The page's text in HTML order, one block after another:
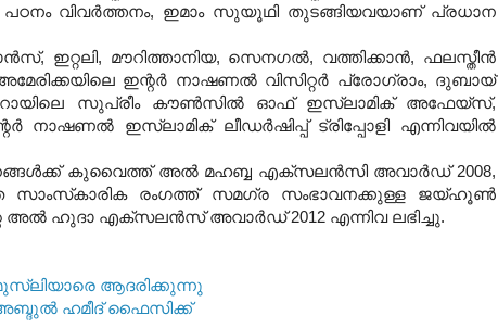
വിവര്‍ത്തനം, ഇമാം സുയൂഥി തുടങ്ങിയവയാണ് പ്രധാന
, ഇറ്റലി, മൗറിത്താനിയ, സെനഗല്‍, വത്തിക്കാന്‍, ഫലസ്തീന്‍
ഇന്റര്‍ നാഷണല്‍ വിസിറ്റര്‍ പ്രോഗ്രാം, ദുബായ്
സുപ്രീം കൗണ്‍സില്‍ ഓഫ് ഇസ്‌ലാമിക് അഫേയ്‌സ്,
ഇസ്‌ലാമിക് ലീഡര്‍ഷിപ്പ് ട്രിപ്പോളി എന്നിവയില്‍
കുവൈത്ത് അല്‍ മഹബ്ബ എക്‌സലന്‍സി അവാര്‍ഡ്2008,
സാംസ്‌കാരിക രംഗത്ത് സമഗ്ര സംഭാവനക്കുള്ള ജയ്ഹൂണ്‍
അല്‍ ഹുദാ എക്‌സലന്‍സ് അവാര്‍ഡ്2012 എന്നിവ ലഭിച്ചു.
മുസ്‌ലിയാരെ ആദരിക്കുന്നു
അബ്ദുല്‍ ഹമീദ് ഫൈസിക്ക്